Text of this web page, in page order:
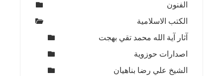
الفنون
الكتب الاسلامية
آثار آية الله محمد تقي بهجت
اصدارات حوزوية
الشيخ علي رضا بناهيان